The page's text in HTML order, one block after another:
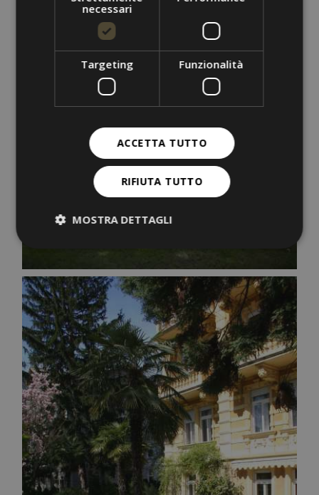
necessari
Targeting Funzionalità
ACCETTA TUTTO
RIFIUTA TUTTO
MOSTRA DETTAGLI